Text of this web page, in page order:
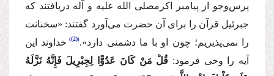
پرس‌وجو از پیامبر اكرمصلی الله علیه و آله دریافتند كه
جبرئیل قرآن را برای آن حضرت می‌آورد گفتند: «سخنانت
را نمی‌پذیریم؛ چون او با ما دشمنی دارد». (2)
خداوند این
آیه را وحی فرمود: قُلْ مَنْ كَانَ عَدُوًّا لِجِبْرِیلَ فَإِنَّهُ نَزَّلَهُ